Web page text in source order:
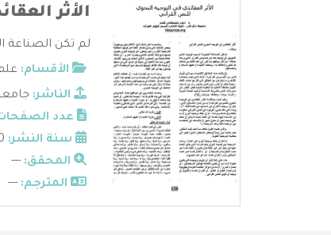
الأثر
لم تكن الصناعة
الأقسام:
الناشر:
عدد
سنة النشر:
المحقق: ---
المترجم: ---